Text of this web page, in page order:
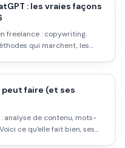
: les vraies façons
freelance : copywriting,
qui marchent, les
peut faire (et ses
analyse de contenu, mots-
ce qu'elle fait bien, ses